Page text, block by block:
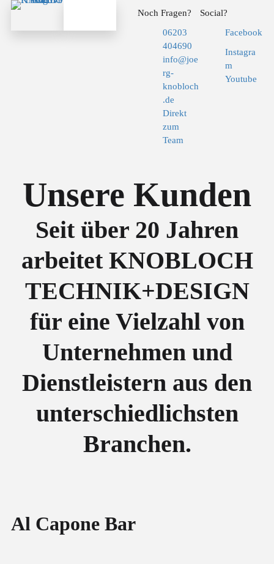
Noch Fragen?
06203
404690
info@joe
rg-
knobloch
.de
Direkt
zum
Team
Social?
Facebook
Instagra
m
Youtube
Unsere Kunden
Seit über 20 Jahren
arbeitet KNOBLOCH
TECHNIK+DESIGN
für eine Vielzahl von
Unternehmen und
Dienstleistern aus den
unterschiedlichsten
Branchen.
Al Capone Bar